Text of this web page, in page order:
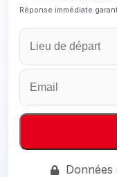
Réponse immédiate
Contact
Données